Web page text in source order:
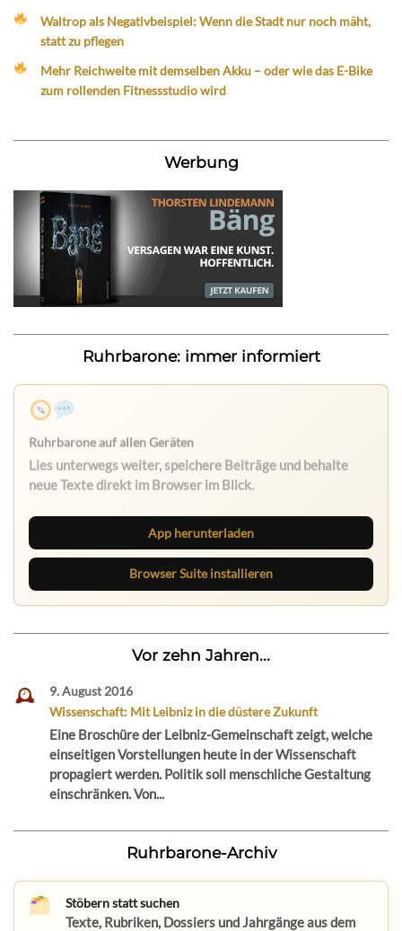
Waltrop als Negativbeispiel: Wenn die Stadt nur noch mäht,
statt zu pflegen
Mehr Reichweite mit demselben Akku – oder wie das E-Bike
zum rollenden Fitnessstudio wird
Werbung
Ruhrbarone: immer informiert
App herunterladen
Browser Suite installieren
Vor zehn Jahren...
9. August 2016
Wissenschaft: Mit Leibniz in die düstere Zukunft
Eine Broschüre der Leibniz-Gemeinschaft zeigt, welche
einseitigen Vorstellungen heute in der Wissenschaft
propagiert werden. Politik soll menschliche Gestaltung
einschränken. Von...
Ruhrbarone-Archiv
Stöbern statt suchen
Texte, Rubriken, Dossiers und Jahrgänge aus dem